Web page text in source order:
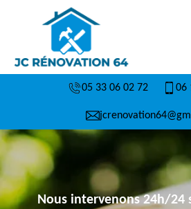
05 33 06 02 72 06
Nous intervenons 24h/24